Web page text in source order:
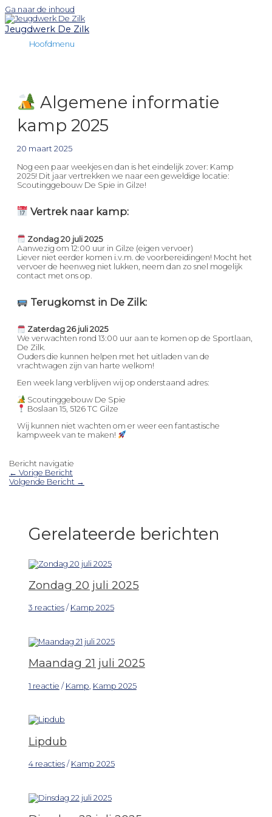
Ga naar de inhoud
Jeugdwerk De Zilk
Hoofdmenu
Algemene informatie
kamp 2025
20 maart 2025
Nog een paar weekjes en dan is het eindelijk zover: Kamp
2025! Dit jaar vertrekken we naar een geweldige locatie:
Scoutinggebouw De Spie in Gilze!
Vertrek naar kamp:
Zondag 20 juli 2025
Aanwezig om 12:00 uur in Gilze (eigen vervoer)
Liever niet eerder komen i.v.m. de voorbereidingen! Mocht het
vervoer de heenweg niet lukken, neem dan zo snel mogelijk
contact met ons op.
Terugkomst in De Zilk:
Zaterdag 26 juli 2025
We verwachten rond 13:00 uur aan te komen op de Sportlaan,
De Zilk.
Ouders die kunnen helpen met het uitladen van de
vrachtwagen zijn van harte welkom!
Een week lang verblijven wij op onderstaand adres:
Scoutinggebouw De Spie
Boslaan 15, 5126 TC Gilze
Wij kunnen niet wachten om er weer een fantastische
kampweek van te maken!
Bericht navigatie
← Vorige Bericht
Volgende Bericht →
Gerelateerde berichten
Zondag 20 juli 2025
3 reacties / Kamp 2025
Maandag 21 juli 2025
1 reactie / Kamp Kamp 2025
Lipdub
4 reacties / Kamp 2025